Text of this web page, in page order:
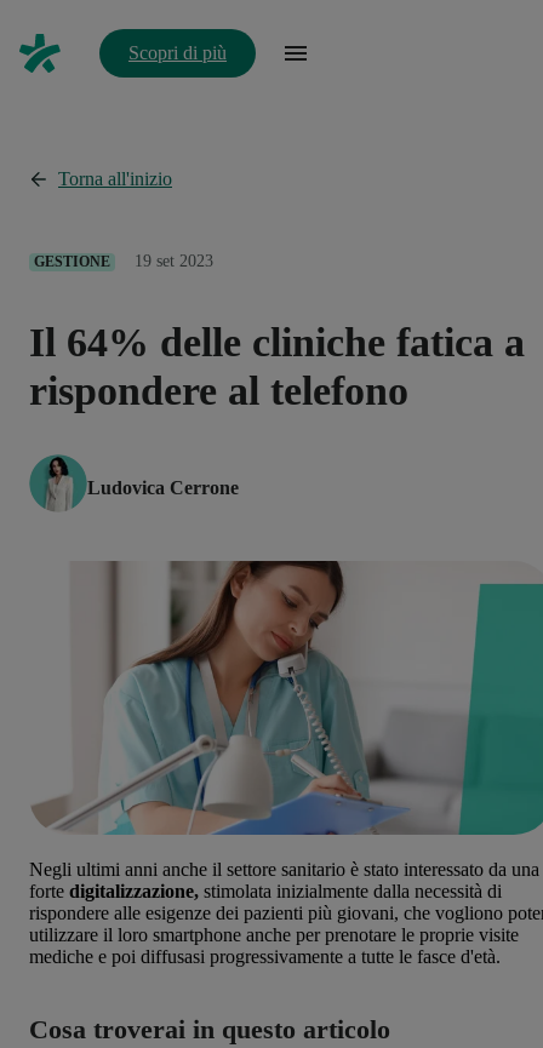
Scopri di più
Torna all'inizio
GESTIONE 19 set 2023
Il 64% delle cliniche fatica a
rispondere al telefono
Ludovica Cerrone
Negli ultimi anni anche il settore sanitario è stato interessato da una
forte digitalizzazione, stimolata inizialmente dalla necessità di
rispondere alle esigenze dei pazienti più giovani, che vogliono
utilizzare il loro smartphone anche per prenotare le proprie visite
mediche e poi diffusasi progressivamente a tutte le fasce d'età.
Cosa troverai in questo articolo